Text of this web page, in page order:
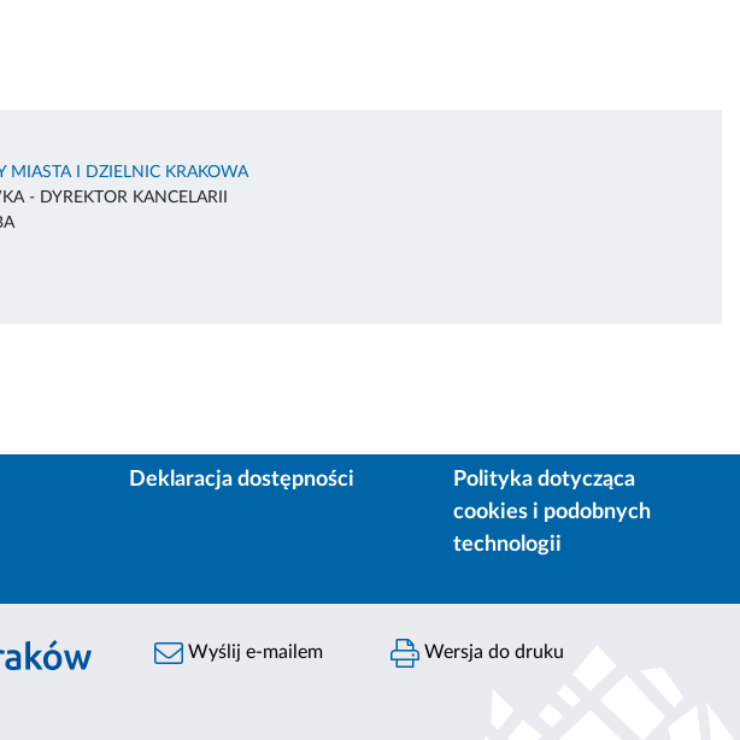
MIASTA I DZIELNIC KRAKOWA
- DYREKTOR KANCELARII
Deklaracja dostępności
Polityka dotycząca
cookies i podobnych
technologii
Wyślij e-mailem Wersja do druku